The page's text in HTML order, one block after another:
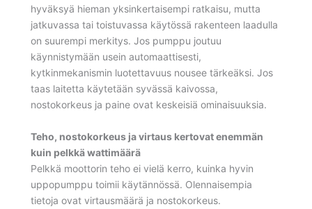
hyväksyä hieman yksinkertaisempi ratkaisu, mutta
jatkuvassa tai toistuvassa käytössä rakenteen laadulla
on suurempi merkitys. Jos pumppu joutuu
käynnistymään usein automaattisesti,
kytkinmekanismin luotettavuus nousee tärkeäksi. Jos
taas laitetta käytetään syvässä kaivossa,
nostokorkeus ja paine ovat keskeisiä ominaisuuksia.
Teho, nostokorkeus ja virtaus kertovat enemmän
kuin pelkkä wattimäärä
Pelkkä moottorin teho ei vielä kerro, kuinka hyvin
uppopumppu toimii käytännössä. Olennaisempia
tietoja ovat virtausmäärä ja nostokorkeus.